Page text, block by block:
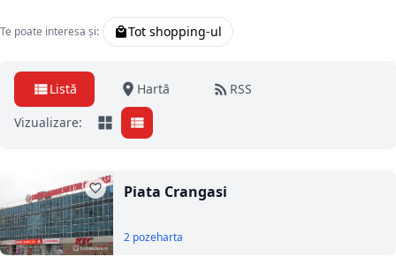
Te poate interesa și: Tot shopping-ul
Listă Hartă
RSS
Vizualizare:
Piata Crangasi
2 pozeharta